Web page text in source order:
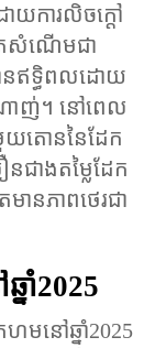
យការលិចក្តៅ
សំណើមជា
ានឥទ្ធិពលដោយ
ាញ់។ នៅពេល
យតោននៃដែក
ាងតម្លៃដែក
ានភាពថេរជា
ាំ2025
ហម​នៅឆ្នាំ2025